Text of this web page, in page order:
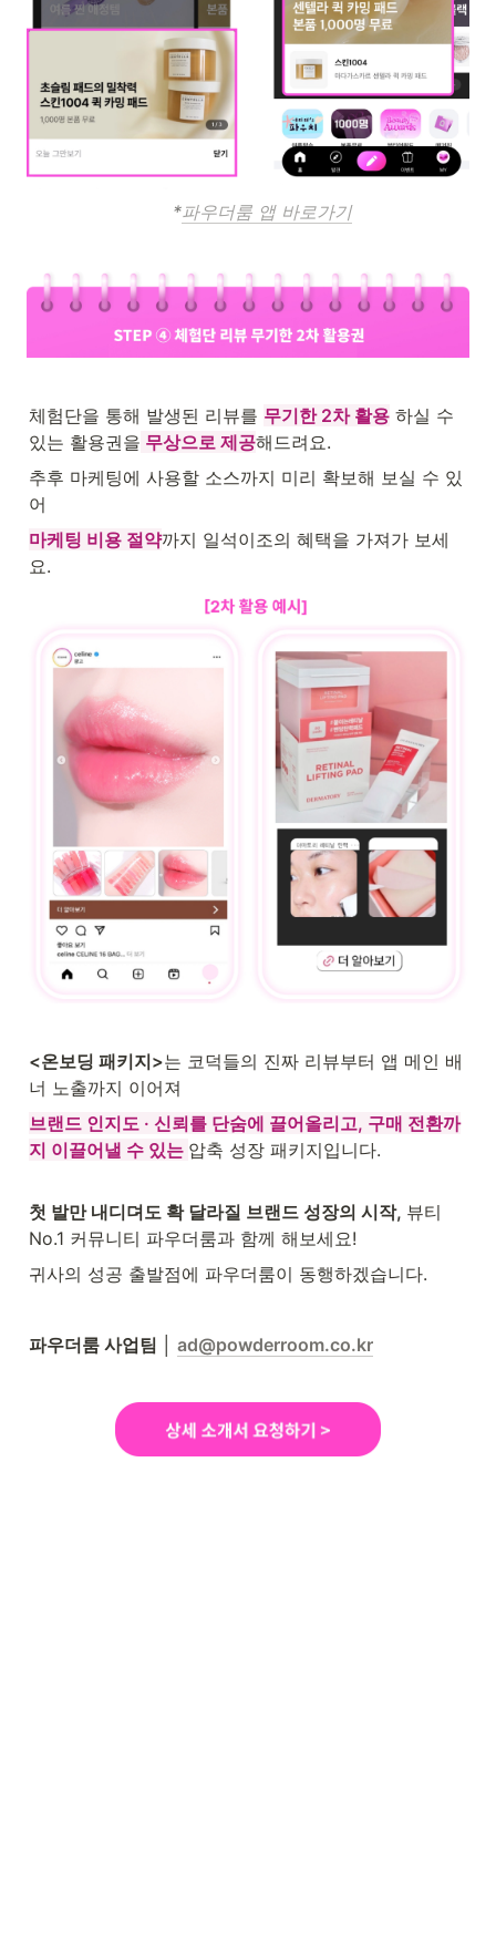
                          *
파우더룸 앱 바로가기
체험단을 통해 발생된 리뷰를 무기한 2차 활용 하실 수
있는 활용권을 무상으로 제공해드려요.
추후 마케팅에 사용할 소스까지 미리 확보해 보실 수 있
어
마케팅 비용 절약까지 일석이조의 혜택을 가져가 보세
요.
<온보딩 패키지>는 코덕들의 진짜 리뷰부터 앱 메인 배
너 노출까지 이어져
브랜드 인지도 · 신뢰를 단숨에 끌어올리고, 구매 전환까
지 이끌어낼 수 있는 압축 성장 패키지입니다.
첫 발만 내디뎌도 확 달라질 브랜드 성장의 시작, 뷰티
No.1 커뮤니티 파우더룸과 함께 해보세요!
귀사의 성공 출발점에 파우더룸이 동행하겠습니다.
파우더룸 사업팀 │ ad@powderroom.co.kr